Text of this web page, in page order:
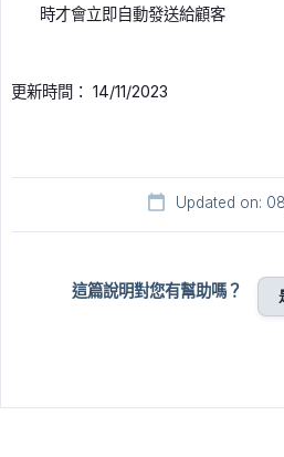
時才會立即自動發送給顧客
更新時間： 14/11/2023
Updated on:
這篇說明對您有幫助嗎？